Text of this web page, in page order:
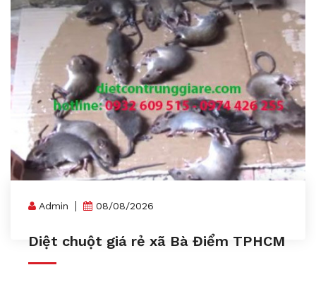
Admin 08/08/2026
Diệt chuột giá rẻ xã Bà Điểm TPHCM